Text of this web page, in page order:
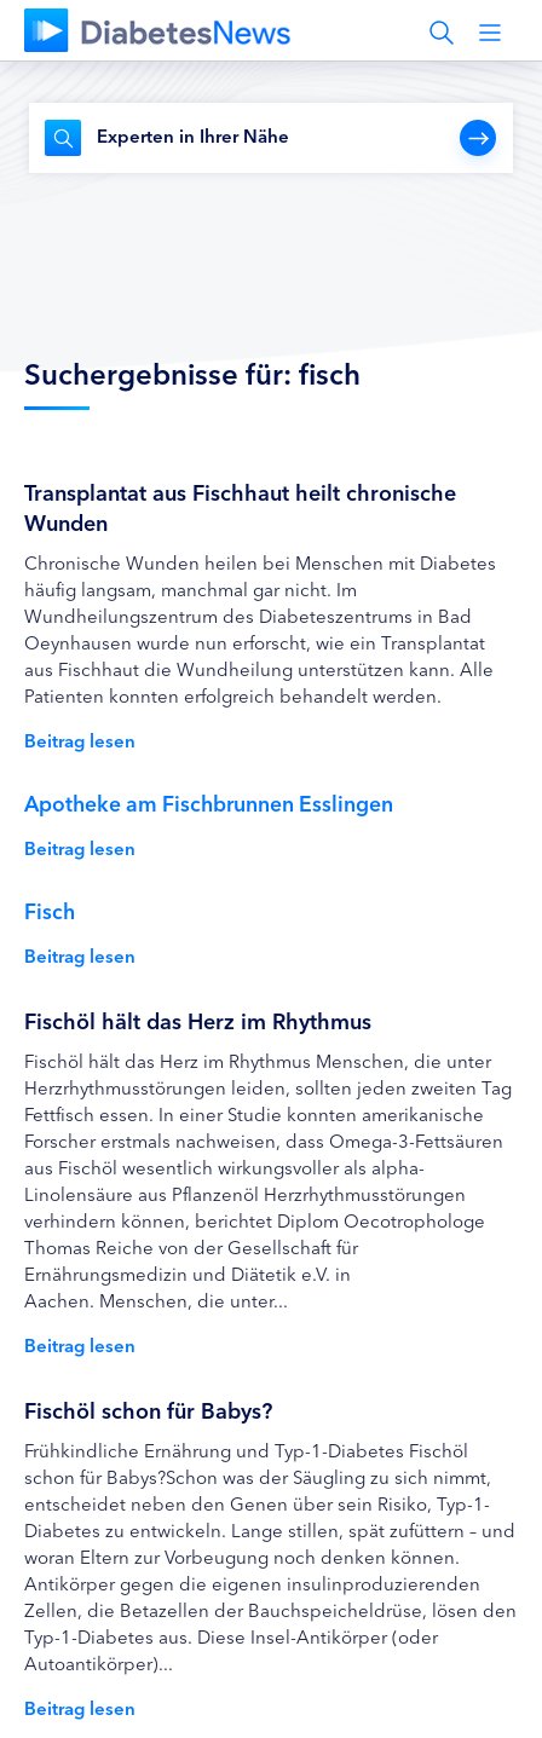
Experten in Ihrer Nähe
Suchergebnisse für: fisch
Transplantat aus Fischhaut heilt chronische
Wunden
Chronische Wunden heilen bei Menschen mit Diabetes
häufig langsam, manchmal gar nicht. Im
Wundheilungszentrum des Diabeteszentrums in Bad
Oeynhausen wurde nun erforscht, wie ein Transplantat
aus Fischhaut die Wundheilung unterstützen kann. Alle
Patienten konnten erfolgreich behandelt werden.
Beitrag lesen
Apotheke am Fischbrunnen Esslingen
Beitrag lesen
Fisch
Beitrag lesen
Fischöl hält das Herz im Rhythmus
Fischöl hält das Herz im Rhythmus Menschen, die unter
Herzrhythmusstörungen leiden, sollten jeden zweiten Tag
Fettfisch essen. In einer Studie konnten amerikanische
Forscher erstmals nachweisen, dass Omega-3-Fettsäuren
aus Fischöl wesentlich wirkungsvoller als alpha-
Linolensäure aus Pflanzenöl Herzrhythmusstörungen
verhindern können, berichtet Diplom Oecotrophologe
Thomas Reiche von der Gesellschaft für
Ernährungsmedizin und Diätetik e.V. in
Aachen. Menschen, die unter...
Beitrag lesen
Fischöl schon für Babys?
Frühkindliche Ernährung und Typ-1-Diabetes Fischöl
schon für Babys?Schon was der Säugling zu sich nimmt,
entscheidet neben den Genen über sein Risiko, Typ-1-
Diabetes zu entwickeln. Lange stillen, spät zufüttern – und
woran Eltern zur Vorbeugung noch denken können.
Antikörper gegen die eigenen insulinproduzierenden
Zellen, die Betazellen der Bauchspeicheldrüse, lösen den
Typ-1-Diabetes aus. Diese Insel-Antikörper (oder
Autoantikörper)...
Beitrag lesen